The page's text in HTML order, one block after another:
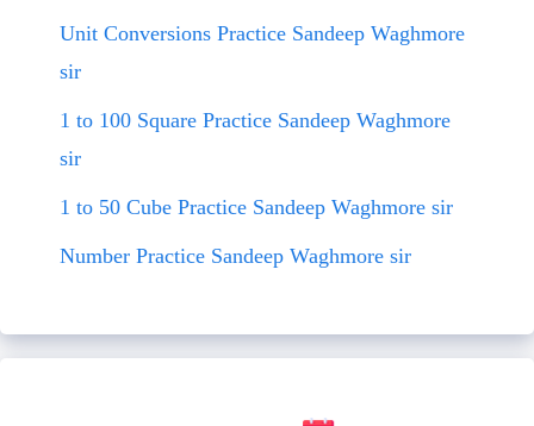
Unit Conversions Practice Sandeep Waghmore
sir
1 to 100 Square Practice Sandeep Waghmore
sir
1 to 50 Cube Practice Sandeep Waghmore sir
Number Practice Sandeep Waghmore sir